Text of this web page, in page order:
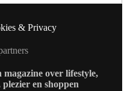
& Privacy
magazine over lifestyle,
en shoppen